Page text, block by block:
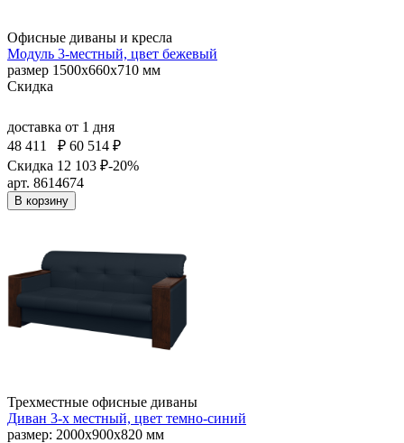
Офисные диваны и кресла
Модуль 3-местный, цвет бежевый
размер 1500х660х710 мм
Скидка
доставка от 1 дня
48 411
₽ 60 514 ₽
Скидка 12 103 ₽-20%
арт. 8614674
В корзину
Трехместные офисные диваны
Диван 3-х местный, цвет темно-синий
размер: 2000х900х820 мм